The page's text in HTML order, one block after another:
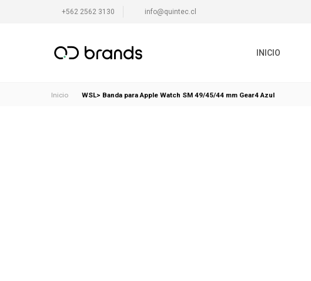
+562 2562 3130 info@quintec.cl
INICIO
Inicio WSL> Banda para Apple Watch SM 49/45/44 mm Gear4 Azul